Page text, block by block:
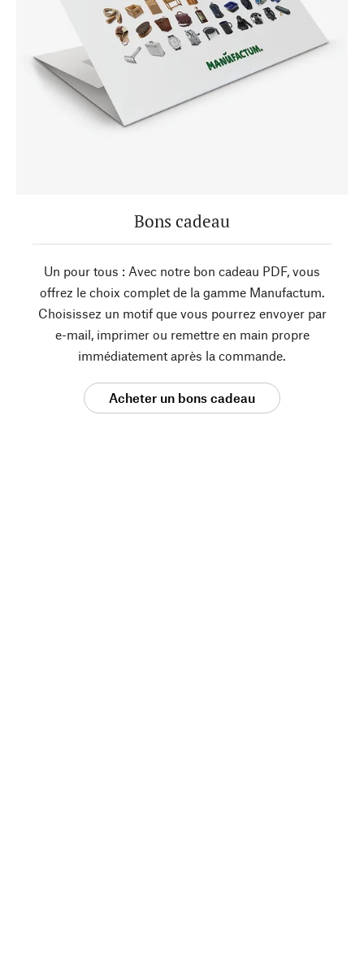
Bons cadeau
Un pour tous : Avec notre bon cadeau PDF, vous
offrez le choix complet de la gamme Manufactum.
Choisissez un motif que vous pourrez envoyer par
e-mail, imprimer ou remettre en main propre
immédiatement après la commande.
Acheter un bons cadeau